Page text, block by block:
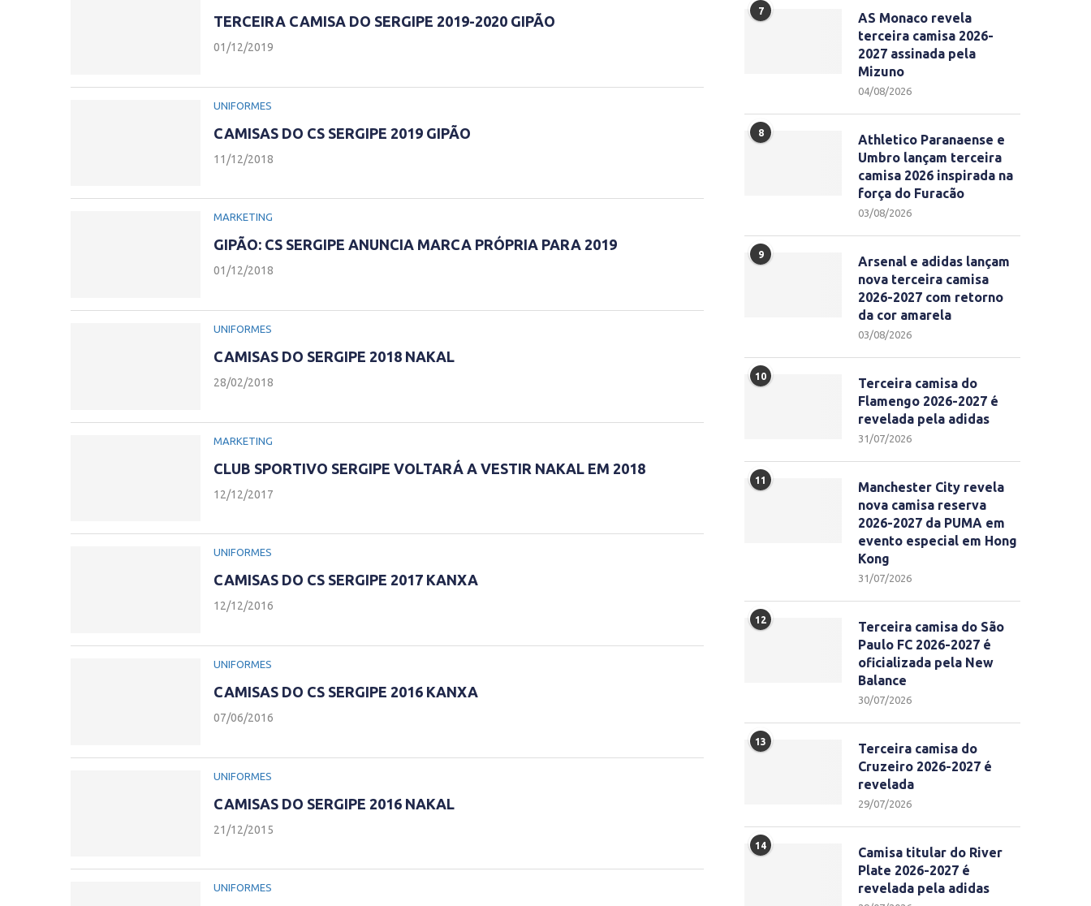
TERCEIRA CAMISA DO SERGIPE 2019-2020 GIPÃO
01/12/2019
UNIFORMES
CAMISAS DO CS SERGIPE 2019 GIPÃO
11/12/2018
MARKETING
GIPÃO: CS SERGIPE ANUNCIA MARCA PRÓPRIA PARA 2019
01/12/2018
UNIFORMES
CAMISAS DO SERGIPE 2018 NAKAL
28/02/2018
MARKETING
CLUB SPORTIVO SERGIPE VOLTARÁ A VESTIR NAKAL EM 2018
12/12/2017
UNIFORMES
CAMISAS DO CS SERGIPE 2017 KANXA
12/12/2016
UNIFORMES
CAMISAS DO CS SERGIPE 2016 KANXA
07/06/2016
UNIFORMES
CAMISAS DO SERGIPE 2016 NAKAL
21/12/2015
UNIFORMES
7
AS Monaco revela
terceira camisa 2026-
2027 assinada pela
Mizuno
04/08/2026
8
Athletico Paranaense e
Umbro lançam terceira
camisa 2026 inspirada na
força do Furacão
03/08/2026
9
Arsenal e adidas lançam
nova terceira camisa
2026-2027 com retorno
da cor amarela
03/08/2026
10
Terceira camisa do
Flamengo 2026-2027 é
revelada pela adidas
31/07/2026
11
Manchester City revela
nova camisa reserva
2026-2027 da PUMA em
evento especial em Hong
Kong
31/07/2026
12
Terceira camisa do São
Paulo FC 2026-2027 é
oficializada pela New
Balance
30/07/2026
13
Terceira camisa do
Cruzeiro 2026-2027 é
revelada
29/07/2026
14
Camisa titular do River
Plate 2026-2027 é
revelada pela adidas